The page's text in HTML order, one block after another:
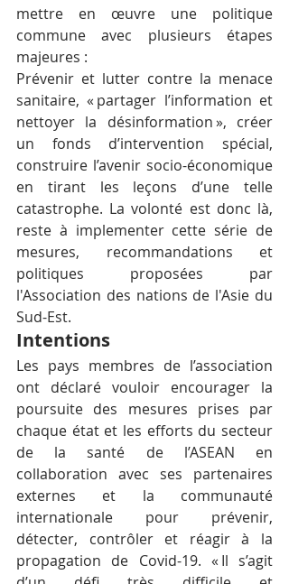
mettre en œuvre une politique
commune avec plusieurs étapes
majeures :
Prévenir et lutter contre la menace
sanitaire, « partager l’information et
nettoyer la désinformation », créer
un fonds d’intervention spécial,
construire l’avenir socio-économique
en tirant les leçons d’une telle
catastrophe. La volonté est donc là,
reste à implementer cette série de
mesures, recommandations et
politiques proposées par
l'Association des nations de l'Asie du
Sud-Est.
Intentions
Les pays membres de l’association
ont déclaré vouloir encourager la
poursuite des mesures prises par
chaque état et les efforts du secteur
de la santé de l’ASEAN en
collaboration avec ses partenaires
externes et la communauté
internationale pour prévenir,
détecter, contrôler et réagir à la
propagation de Covid-19. « Il s’agit